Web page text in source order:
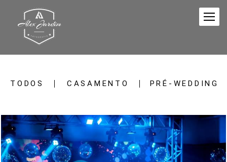
TODOS CASAMENTO PRÉ-WEDDING